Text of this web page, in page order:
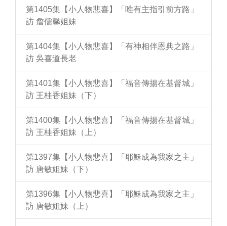
第1405集【小人物悲喜】「唯有主指引前方路」
訪 詹儒馨姐妹
第1404集【小人物悲喜】「有神相伴恩典之路」
訪 吳喜道長老
第1401集【小人物悲喜】「福音傳揚在基督城」
訪 王桂香姐妹（下）
第1400集【小人物悲喜】「福音傳揚在基督城」
訪 王桂香姐妹（上）
第1397集【小人物悲喜】「耶穌成為我家之主」
訪 唐敏姐妹（下）
第1396集【小人物悲喜】「耶穌成為我家之主」
訪 唐敏姐妹（上）